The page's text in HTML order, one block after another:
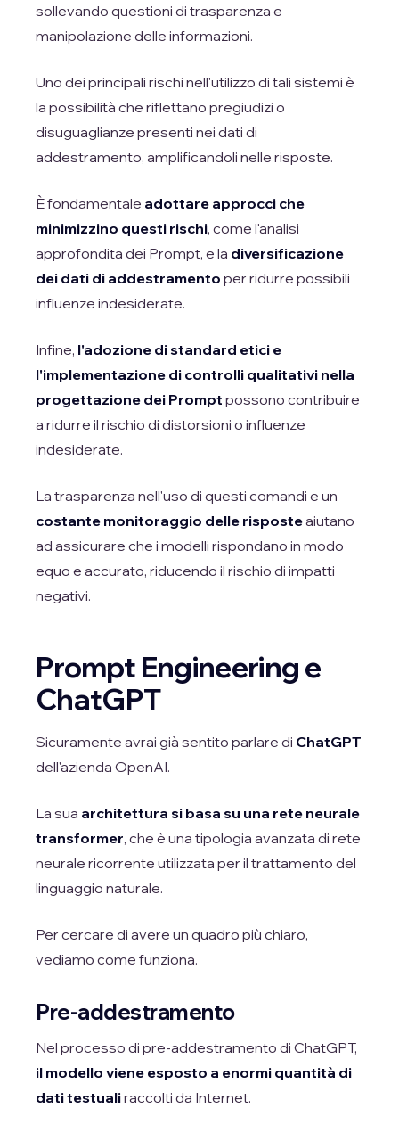
sollevando questioni di trasparenza e
manipolazione delle informazioni.
Uno dei principali rischi nell'utilizzo di tali sistemi è
la possibilità che riflettano pregiudizi o
disuguaglianze presenti nei dati di
addestramento, amplificandoli nelle risposte.
È fondamentale adottare approcci che
minimizzino questi rischi, come l'analisi
approfondita dei Prompt, e la diversificazione
dei dati di addestramento per ridurre possibili
influenze indesiderate.
Infine, l'adozione di standard etici e
l'implementazione di controlli qualitativi nella
progettazione dei Prompt possono contribuire
a ridurre il rischio di distorsioni o influenze
indesiderate.
La trasparenza nell'uso di questi comandi e un
costante monitoraggio delle risposteaiutano
ad assicurare che i modelli rispondano in modo
equo e accurato, riducendo il rischio di impatti
negativi.
Prompt Engineering e
ChatGPT
Sicuramente avrai già sentito parlare di ChatGPT
dell'azienda OpenAI.
La sua architettura si basa su una rete neurale
transformer, che è una tipologia avanzata di rete
neurale ricorrente utilizzata per il trattamento del
linguaggio naturale.
Per cercare di avere un quadro più chiaro,
vediamo come funziona.
Pre-addestramento
Nel processo di pre-addestramento di ChatGPT,
il modello viene esposto a enormi quantità di
dati testualiraccolti da Internet.